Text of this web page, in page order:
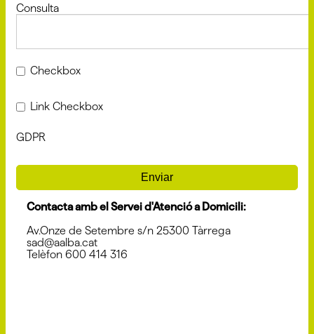
Consulta
Checkbox
Link Checkbox
GDPR
Enviar
Contacta amb el Servei d'Atenció a Domicili:
Av.Onze de Setembre s/n 25300 Tàrrega
sad@aalba.cat
Telèfon 600 414 316